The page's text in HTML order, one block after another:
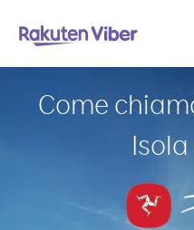
Come